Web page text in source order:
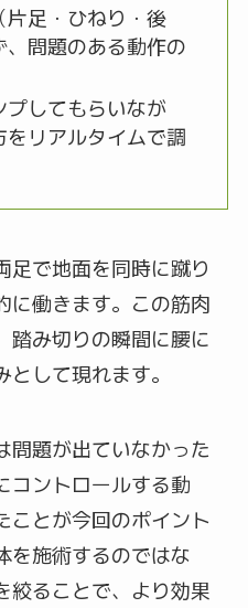
足・ひねり・後
問題のある動作の
してもらいなが
リアルタイムで調
足で地面を同時に蹴り
に働きます。この筋肉
踏み切りの瞬間に腰に
して現れます。
問題が出ていなかった
コントロールする動
ことが今回のポイント
を施術するのではな
絞ることで、より効果